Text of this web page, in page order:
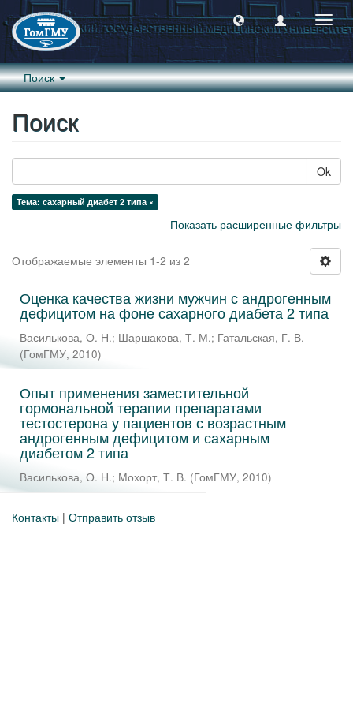
Поиск
Поиск
Ok
Тема: сахарный диабет 2 типа ×
Показать расширенные фильтры
Отображаемые элементы 1-2 из 2
Оценка качества жизни мужчин с андрогенным
дефицитом на фоне сахарного диабета 2 типа
Василькова, О. Н.; Шаршакова, Т. М.; Гатальская, Г. В.
(ГомГМУ, 2010)
Опыт применения заместительной
гормональной терапии препаратами
тестостерона у пациентов с возрастным
андрогенным дефицитом и сахарным
диабетом 2 типа
Василькова, О. Н.; Мохорт, Т. В. (ГомГМУ, 2010)
Контакты | Отправить отзыв